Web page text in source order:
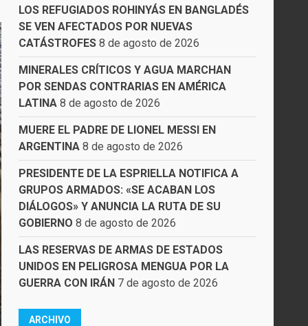
LOS REFUGIADOS ROHINYÁS EN BANGLADÉS
SE VEN AFECTADOS POR NUEVAS
CATÁSTROFES 8 de agosto de 2026
MINERALES CRÍTICOS Y AGUA MARCHAN
POR SENDAS CONTRARIAS EN AMÉRICA
LATINA 8 de agosto de 2026
MUERE EL PADRE DE LIONEL MESSI EN
ARGENTINA 8 de agosto de 2026
PRESIDENTE DE LA ESPRIELLA NOTIFICA A
GRUPOS ARMADOS: «SE ACABAN LOS
DIÁLOGOS» Y ANUNCIA LA RUTA DE SU
GOBIERNO 8 de agosto de 2026
LAS RESERVAS DE ARMAS DE ESTADOS
UNIDOS EN PELIGROSA MENGUA POR LA
GUERRA CON IRÁN 7 de agosto de 2026
ARCHIVO